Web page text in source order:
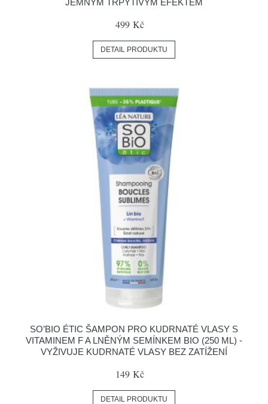
JEMNÝM TŘPYTIVÝM EFEKTEM
499 Kč
DETAIL PRODUKTU
SO’BIO ÉTIC ŠAMPON PRO KUDRNATÉ VLASY S
VITAMINEM F A LNĚNÝM SEMÍNKEM BIO (250 ML) -
VYŽIVUJE KUDRNATÉ VLASY BEZ ZATÍŽENÍ
149 Kč
DETAIL PRODUKTU